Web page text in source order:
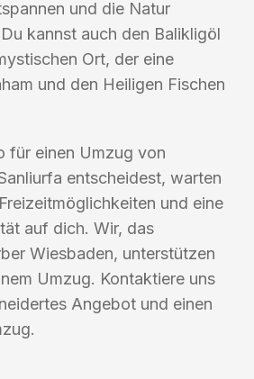
und die Natur
kannst auch den Balikligöl
Ort, der eine
und den Heiligen Fischen
für einen Umzug von
entscheidest, warten
und eine
auf dich. Wir, das
Wiesbaden, unterstützen
Umzug. Kontaktiere uns
Angebot und einen